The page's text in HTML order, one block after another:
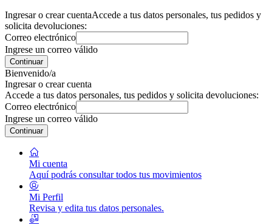
Ingresar o crear cuentaAccede a tus datos personales, tus pedidos y
solicita devoluciones:
Correo electrónico
Ingrese un correo válido
Continuar
Bienvenido/a
Ingresar o crear cuenta
Accede a tus datos personales, tus pedidos y solicita devoluciones:
Correo electrónico
Ingrese un correo válido
Continuar
Mi cuenta
Aquí podrás consultar todos tus movimientos
Mi Perfil
Revisa y edita tus datos personales.